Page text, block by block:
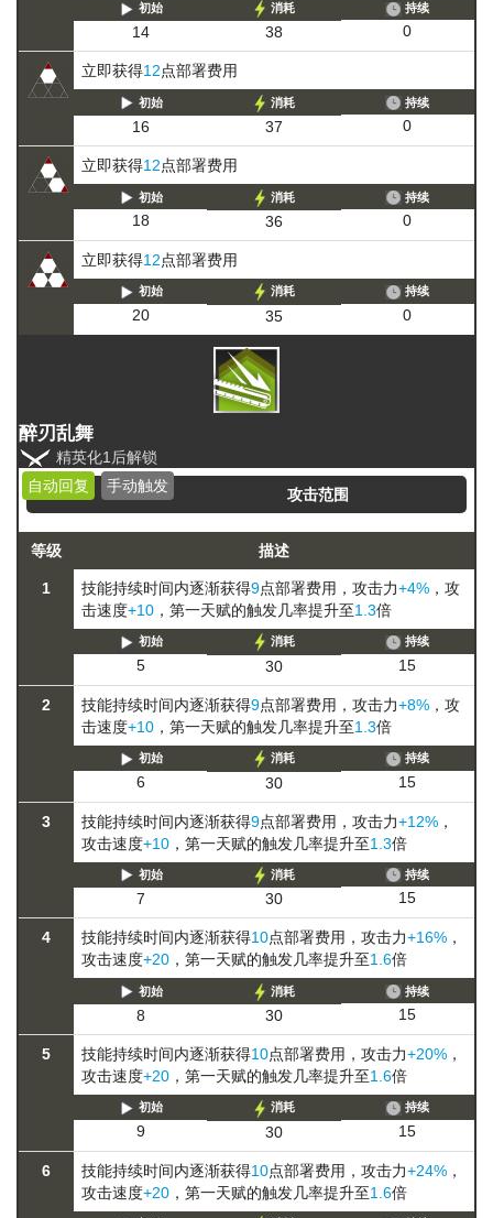
初始
14
消耗
38
持续
0
立即获得12点部署费用
初始
16
消耗
37
持续
0
立即获得12点部署费用
初始
18
消耗
36
持续
0
立即获得12点部署费用
初始
20
消耗
35
持续
0
醉刃乱舞
精英化1后解锁
自动回复
手动触发 攻击范围
等级 描述
1 技能持续时间内逐渐获得9点部署费用，攻击力+4% ，攻
击速度+10 ，第一天赋的触发几率提升至1.3倍
初始
5
消耗
30
持续
15
2 技能持续时间内逐渐获得9点部署费用，攻击力+8% ，攻
击速度+10 ，第一天赋的触发几率提升至1.3倍
初始
6
消耗
30
持续
15
3 技能持续时间内逐渐获得9点部署费用，攻击力+12% ，
攻击速度+10 ，第一天赋的触发几率提升至1.3倍
初始
7
消耗
30
持续
15
4 技能持续时间内逐渐获得10点部署费用，攻击力+16% ，
攻击速度+20 ，第一天赋的触发几率提升至1.6倍
初始
8
消耗
30
持续
15
5 技能持续时间内逐渐获得10点部署费用，攻击力+20% ，
攻击速度+20 ，第一天赋的触发几率提升至1.6倍
初始
9
消耗
30
持续
15
6 技能持续时间内逐渐获得10点部署费用，攻击力+24% ，
攻击速度+20 ，第一天赋的触发几率提升至1.6倍